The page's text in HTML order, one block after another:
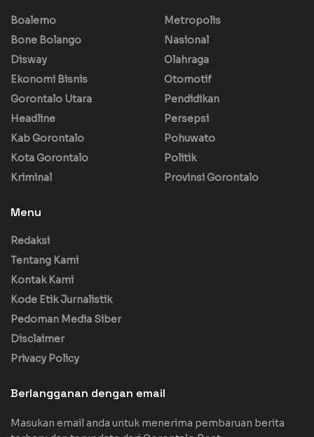
Boalemo
Bone Bolango
Disway
Ekonomi Bisnis
Gorontalo Utara
Headline
Kab Gorontalo
Kota Gorontalo
Kriminal
Metropolis
Nasional
Olahraga
Otomotif
Pendidikan
Persepsi
Pohuwato
Politik
Provinsi Gorontalo
Menu
Redaksi
Tentang Kami
Kontak Kami
Kode Etik Jurnalistik
Pedoman Media Siber
Disclaimer
Privacy Policy
Berlangganan dengan email
Masukan email anda untuk menerima pembaruan berita